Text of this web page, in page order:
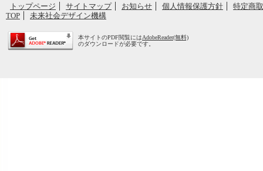
トップページ サイトマップ お知らせ 個人情報保護方針
特定商
TOP
未来社会デザイン機構
本サイトのPDF閲覧にはAdobeReader(無料)
のダウンロードが必要です。